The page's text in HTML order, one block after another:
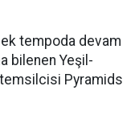
tempoda devam
bilenen Yeşil-
temsilcisi Pyramids